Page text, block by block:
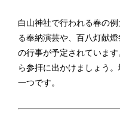
白山神社で行われる春の
る奉納演芸や、百八灯献
の行事が予定されていま
ら参拝に出かけましょう
一つです。